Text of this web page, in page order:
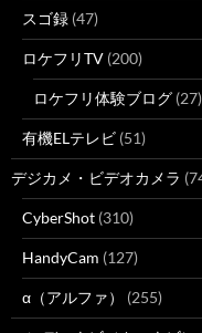
スゴ録 (47)
ロケフリTV (200)
ロケフリ体験ブログ (27)
有機ELテレビ (51)
デジカメ・ビデオカメラ
CyberShot (310)
HandyCam (127)
α（アルファ） (255)